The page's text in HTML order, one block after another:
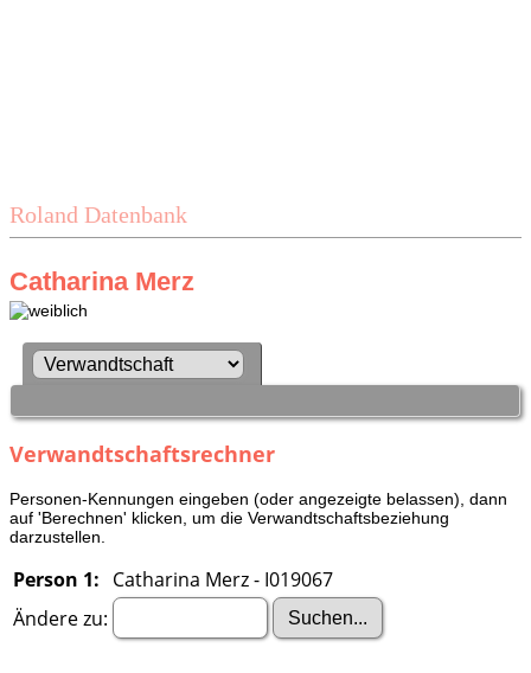
Roland Datenbank
Catharina Merz
Verwandtschaftsrechner
Personen-Kennungen eingeben (oder angezeigte belassen), dann
auf 'Berechnen' klicken, um die Verwandtschaftsbeziehung
darzustellen.
Person 1: Catharina Merz - I019067
Ändere zu: